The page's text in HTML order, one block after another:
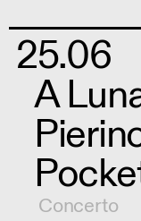
25.06
A
Concerto